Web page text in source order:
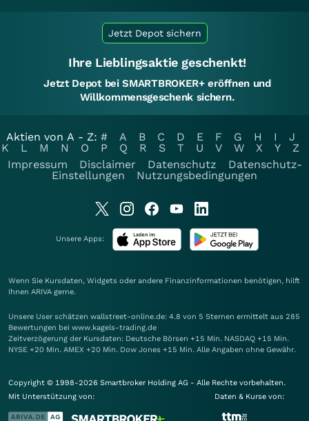
Jetzt Depot sichern
Ihre Lieblingsaktie geschenkt!
Jetzt Depot bei SMARTBROKER+ eröffnen und
Willkommensgeschenk sichern.
Aktien von A - Z: # A B C D E F G H I
J
K
L M N O P Q R S T U V W X Y
Z
Impressum
Disclaimer Datenschutz
Datenschutz-
Einstellungen
Nutzungsbedingungen
Unsere Apps:
Wenn Sie Kursdaten, Widgets oder andere Finanzinformationen benötigen, hilft
Ihnen ARIVA gerne.
Unsere User schätzen wallstreet-online.de: 4.8 von 5 Sternen ermittelt aus 285
Bewertungen bei www.kagels-trading.de
Zeitverzögerung der Kursdaten: Deutsche Börsen +15 Min. NASDAQ +15 Min.
NYSE +20 Min. AMEX +20 Min. Dow Jones +15 Min. Alle Angaben ohne Gewähr.
Copyright © 1998-2026 Smartbroker Holding AG - Alle Rechte vorbehalten.
Mit Unterstützung von:
Daten & Kurse von: